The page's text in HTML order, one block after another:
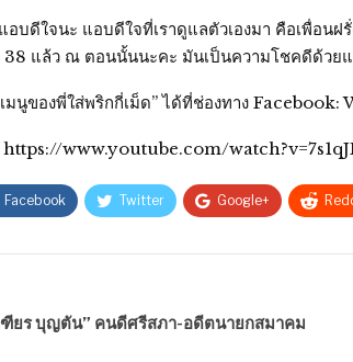
แอบดีใจนะ แอบดีใจที่เราดูแลตัวเองมา คือเพื่อน
38 แล้ว ณ ตอนนั้นนะคะ มันเป็นความโชคดีด้วย
มนูของพี่ใส่พริกกี่เม็ด” ได้ที่ช่องทาง
https://www.youtube.com/
Facebook Twitter Google+
ยร บุญตัน” คนดีศรีสภา-อดีตนายกสมาคม